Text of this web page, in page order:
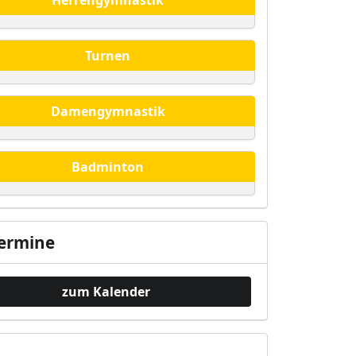
Turnen
Damengymnastik
Badminton
zum Kalender